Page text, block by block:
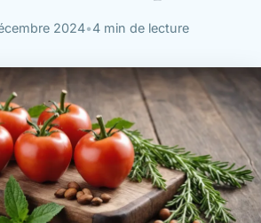
2024•4 min de lecture